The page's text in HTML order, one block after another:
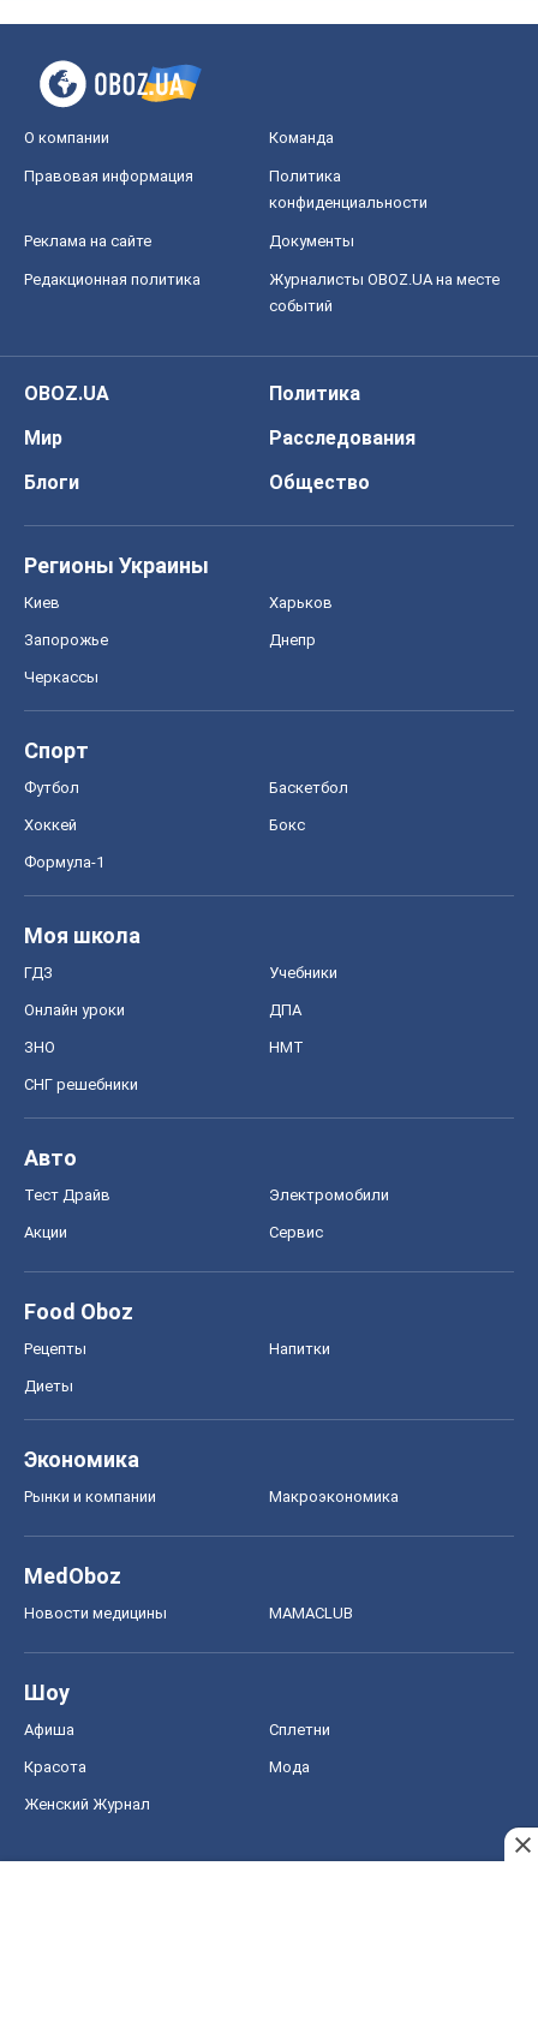
О компании Команда
Правовая информация
Политика
конфиденциальности
Реклама на сайте Документы
Редакционная политика
Журналисты OBOZ.UA на месте
событий
OBOZ.UA
Политика
Мир
Расследования
Блоги
Общество
Регионы Украины
Киев Харьков
Запорожье Днепр
Черкассы
Спорт
Футбол Баскетбол
Хоккей Бокс
Формула-1
Моя школа
ГДЗ Учебники
Онлайн уроки ДПА
ЗНО НМТ
СНГ решебники
Авто
Тест Драйв Электромобили
Акции Сервис
Food Oboz
Рецепты Напитки
Диеты
Экономика
Рынки и компании Mакроэкономика
MedOboz
Новости медицины MAMACLUB
Шоу
Афиша Сплетни
Красота Мода
Женский Журнал